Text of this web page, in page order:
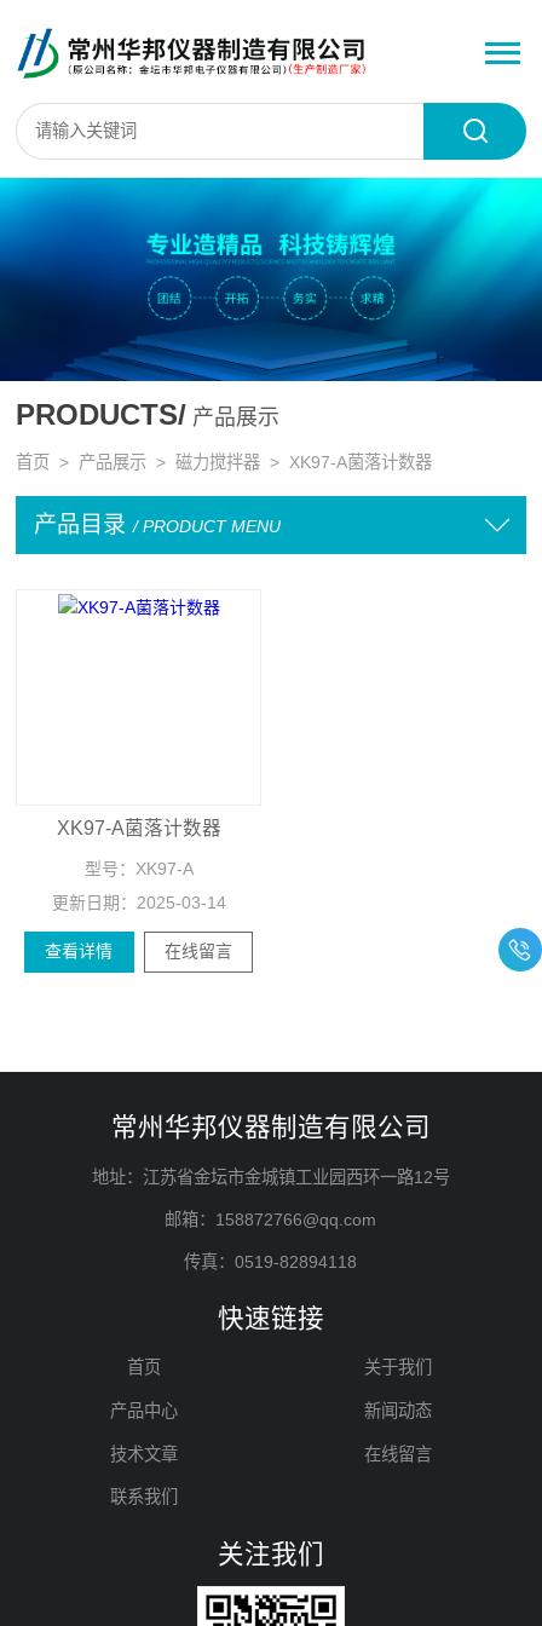
PRODUCTS/ 产品展示
首页 > 产品展示 >磁力搅拌器 > XK97-A菌落计数器
产品目录 / PRODUCT MENU
XK97-A菌落计数器
型号： XK97-A
更新日期： 2025-03-14
查看详情 在线留言
常州华邦仪器制造有限公司
地址：江苏省金坛市金城镇工业园西环一路12号
邮箱：158872766@qq.com
传真：0519-82894118
快速链接
首页 关于我们
产品中心 新闻动态
技术文章 在线留言
联系我们
关注我们